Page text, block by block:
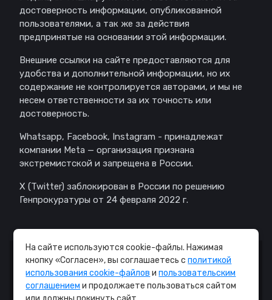
достоверность информации, опубликованной
пользователями, а так же за действия
предпринятые на основании этой информации.
Внешние ссылки на сайте предоставляются для
удобства и дополнительной информации, но их
содержание не контролируется авторами, и мы не
несем ответственности за их точность или
достоверность.
Whatsapp, Facebook, Instagram - принадлежат
компании Meta — организация признана
экстремистской и запрещена в России.
X (Twitter) заблокирован в России по решению
Генпрокуратуры от 24 февраля 2022 г.
© Copyright © 2008 - 2026. - All Rights Reserved.
Правила
На сайте используются cookie-файлы. Нажимая
кнопку «Согласен», вы соглашаетесь сполитикой
использования cookie-файлов ипользовательским
соглашением и продолжаете пользоваться сайтом